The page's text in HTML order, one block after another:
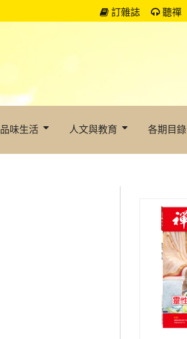
訂雜誌 聽禪
品味生活 人文與教育 各期目錄